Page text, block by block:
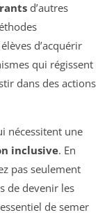
d’autres
d’acquérir
qui régissent
dans des actions
nécessitent une
inclusive. En
pas seulement
de devenir les
de semer